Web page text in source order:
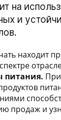
на
и
находит
питания.
продаж и